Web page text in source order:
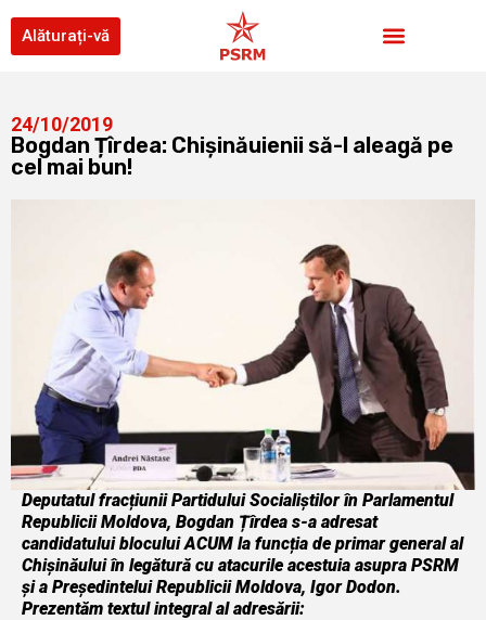
Alăturați-vă
24/10/2019
Bogdan Țîrdea: Chișinăuienii să-l aleagă pe
cel mai bun!
Deputatul fracțiunii Partidului Socialiștilor în Parlamentul
Republicii Moldova, Bogdan Țîrdea s-a adresat
candidatului blocului ACUM la funcția de primar general al
Chișinăului în legătură cu atacurile acestuia asupra PSRM
și a Președintelui Republicii Moldova, Igor Dodon.
Prezentăm textul integral al adresării: